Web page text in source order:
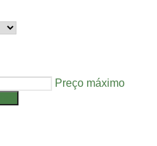
Preço máximo